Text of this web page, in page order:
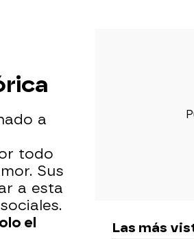
a
todo
Sus
a esta
el
Las más